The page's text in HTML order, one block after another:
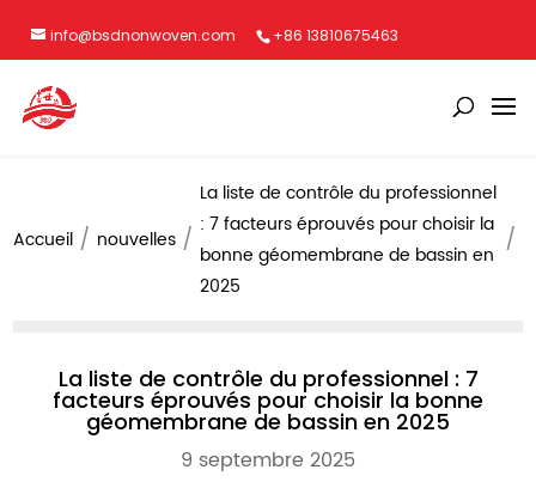
info@bsdnonwoven.com +86 13810675463
Accueil nouvelles
La liste de contrôle du professionnel
: 7 facteurs éprouvés pour choisir la
bonne géomembrane de bassin en
2025
La liste de contrôle du professionnel : 7
facteurs éprouvés pour choisir la bonne
géomembrane de bassin en 2025
9 septembre 2025